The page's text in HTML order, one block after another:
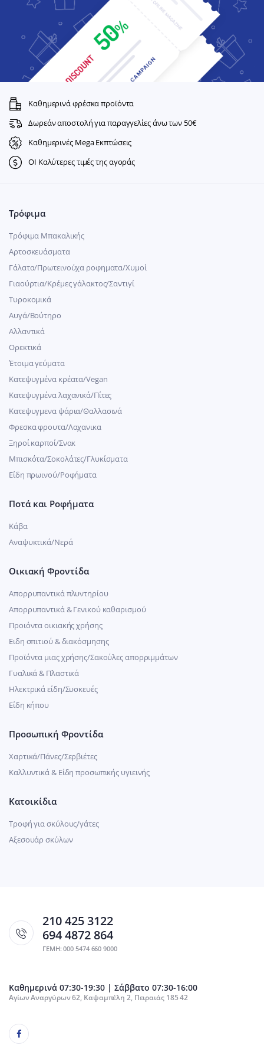
Καθημερινά φρέσκα προϊόντα
Δωρεάν αποστολή για παραγγελίες άνω των 50€
Καθημερινές Mega Εκπτώσεις
ΟΙ Καλύτερες τιμές της αγοράς
Τρόφιμα
Τρόφιμα Μπακαλικής
Αρτοσκευάσματα
Γάλατα/Πρωτεινούχα ροφηματα/Χυμοί
Γιαούρτια/Κρέμες γάλακτος/Σαντιγί
Τυροκομικά
Αυγά/Βούτηρο
Αλλαντικά
Ορεκτικά
Έτοιμα γεύματα
Κατεψυγμένα κρέατα/Vegan
Kατεψυγμένα λαχανικά/Πίτες
Κατεψυγμενα ψάρια/Θαλλασινά
Φρεσκα φρουτα/Λαχανικα
Ξηροί καρποί/Σνακ
Μπισκότα/Σοκολάτες/Γλυκίσματα
Είδη πρωινού/Ροφήματα
Ποτά και Ροφήματα
Κάβα
Αναψυκτικά/Νερά
Οικιακή Φροντίδα
Απορρυπαντικά πλυντηρίου
Απορρυπαντικά & Γενικού καθαρισμού
Προιόντα οικιακής χρήσης
Ειδη σπιτιού & διακόσμησης
Προϊόντα μιας χρήσης/Σακούλες απορριμμάτων
Γυαλικά & Πλαστικά
Ηλεκτρικά είδη/Συσκευές
Είδη κήπου
Προσωπική Φροντίδα
Χαρτικά/Πάνες/Σερβιέτες
Καλλυντικά & Είδη προσωπικής υγιεινής
Κατοικίδια
Τροφή για σκύλους/γάτες
Αξεσουάρ σκύλων
210 425 3122
694 4872 864
ΓΕΜΗ: 000 5474 660 9000
Καθημερινά 07:30-19:30 | Σάββατο 07:30-16:00
Αγίων Αναργύρων 62, Καψαμπέλη 2, Πειραιάς 185 42